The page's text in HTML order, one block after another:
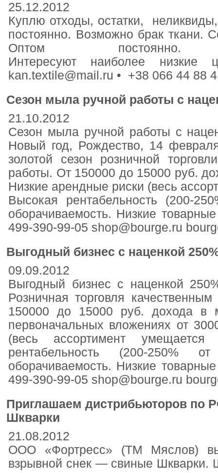
25.12.2012
Куплю отходы, остатки,
постоянно. Возможно брак ткани.
Оптом
Интересуют наиболее
kan.textile@mail.ru • +38 066 44
Сезон мыла ручной работы с
21.10.2012
Сезон мыла ручной работы с
Новый год, Рождество, 14
золотой сезон розничной
работы. От 150000 до 15000 руб.
Низкие арендные риски (весь
Высокая рентабельность (200-
оборачиваемость. Низкие
499-390-99-05 shop@bourge.ru
Выгодный бизнес с наценкой
09.09.2012
Выгодный бизнес с наценкой
Розничная торговля
150000 до 15000 руб. дохода в
первоначальных вложениях от
(весь ассортимент
рентабельность (200-250%
оборачиваемость. Низкие
499-390-99-05 shop@bourge.ru
Приглашаем дистрибьюторов по
Шкварки
21.08.2012
ООО «Фортресс» (ТМ Мяслов)
взрывной снек — свиные Шкварки.